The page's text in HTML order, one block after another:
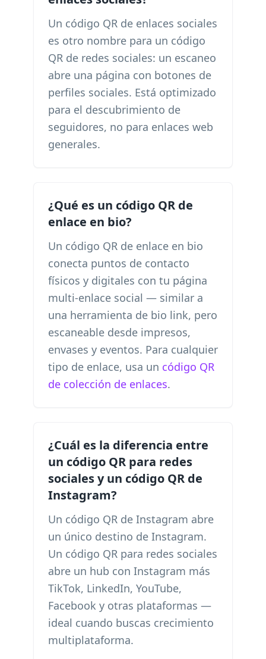
Un código QR de enlaces sociales
es otro nombre para un código
QR de redes sociales: un escaneo
abre una página con botones de
perfiles sociales. Está optimizado
para el descubrimiento de
seguidores, no para enlaces web
generales.
¿Qué es un código QR de
enlace en bio?
Un código QR de enlace en bio
conecta puntos de contacto
físicos y digitales con tu página
multi-enlace social — similar a
una herramienta de bio link, pero
escaneable desde impresos,
envases y eventos. Para cualquier
tipo de enlace, usa un código QR
de colección de enlaces.
¿Cuál es la diferencia entre
un código QR para redes
sociales y un código QR de
Instagram?
Un código QR de Instagram abre
un único destino de Instagram.
Un código QR para redes sociales
abre un hub con Instagram más
TikTok, LinkedIn, YouTube,
Facebook y otras plataformas —
ideal cuando buscas crecimiento
multiplataforma.